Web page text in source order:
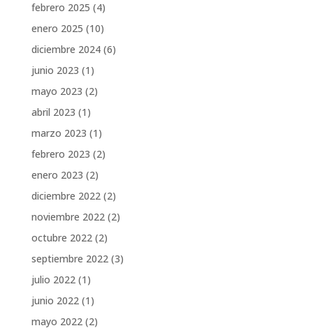
febrero 2025 (4)
enero 2025 (10)
diciembre 2024(6)
junio 2023 (1)
mayo 2023 (2)
abril 2023 (1)
marzo 2023 (1)
febrero 2023 (2)
enero 2023 (2)
diciembre 2022(2)
noviembre 2022(2)
octubre 2022(2)
septiembre 2022(3)
julio 2022(1)
junio 2022(1)
mayo 2022(2)